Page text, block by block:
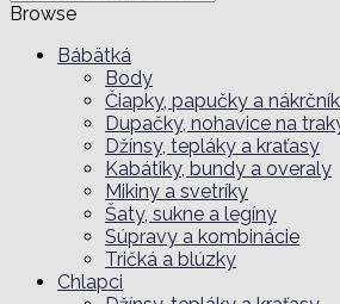
Browse
Bábätká
Body
Čiapky, papučky a
Dupačky, nohavice na
Džínsy, tepláky a kraťasy
Kabátiky, bundy a overaly
Mikiny a svetríky
Šaty, sukne a legíny
Súpravy a kombinácie
Tričká a blúzky
Chlapci